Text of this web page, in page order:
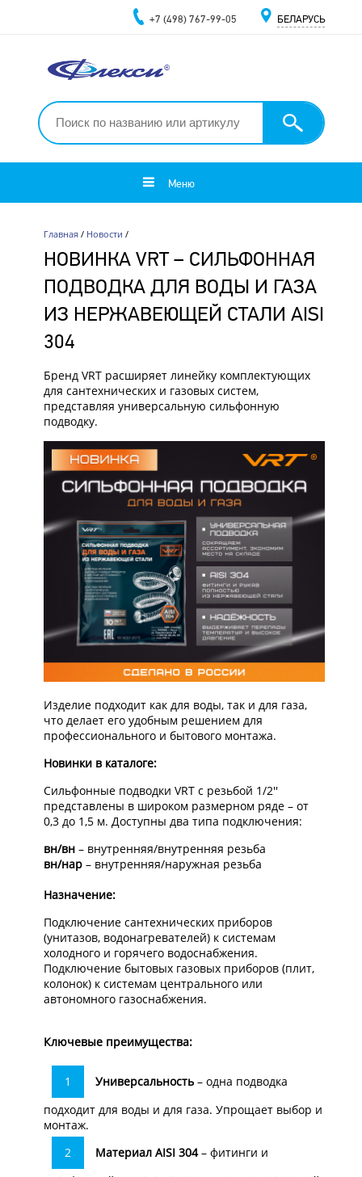
+7 (498) 767-99-05 БЕЛАРУСЬ
Меню
Главная/ Новости /
НОВИНКА VRT – СИЛЬФОННАЯ
ПОДВОДКА ДЛЯ ВОДЫ И ГАЗА
ИЗ НЕРЖАВЕЮЩЕЙ СТАЛИ AISI
304
Бренд VRT расширяет линейку комплектующих
для сантехнических и газовых систем,
представляя универсальную сильфонную
подводку.
Изделие подходит как для воды, так и для газа,
что делает его удобным решением для
профессионального и бытового монтажа.
Новинки в каталоге:
Сильфонные подводки VRT с резьбой 1/2''
представлены в широком размерном ряде – от
0,3 до 1,5 м. Доступны два типа подключения:
вн/вн– внутренняя/внутренняя резьба
вн/нар– внутренняя/наружная резьба
Назначение:
Подключение сантехнических приборов
(унитазов, водонагревателей) к системам
холодного и горячего водоснабжения.
Подключение бытовых газовых приборов (плит,
колонок) к системам центрального или
автономного газоснабжения.
Ключевые преимущества:
Универсальность – одна подводка
подходит для воды и для газа. Упрощает выбор и
монтаж.
Материал AISI 304– фитинги и